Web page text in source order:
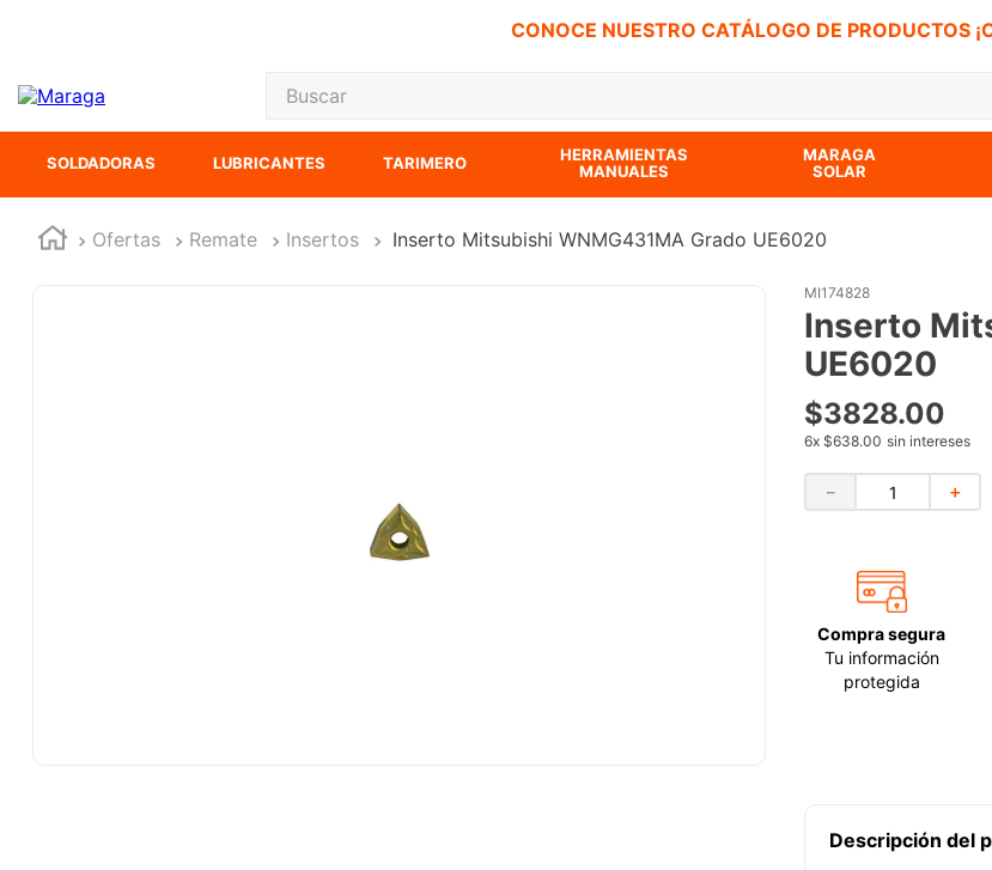
CONOCE NUESTRO CATÁLOGO DE PRODUCTOS
Buscar
SOLDADORAS LUBRICANTES TARIMERO
HERRAMIENTAS
MANUALES
MARAGA
SOLAR
Ofertas Remate Insertos Inserto Mitsubishi WNMG431MA Grado UE6020
MI174828
Inserto
UE6020
$3828.00
6x $638.00 sin intereses
＋
－
Compra segura
Tu información
protegida
Descripción del
TÉRMINOS MÁS BUSCADOS
9.
10.